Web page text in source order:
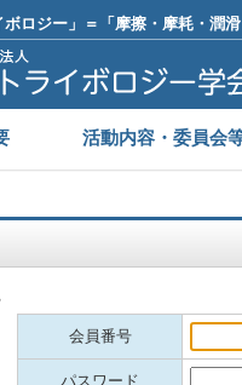
ボロジー」＝「摩擦・摩耗・潤
活動内容・委員会
会員番号
パスワード